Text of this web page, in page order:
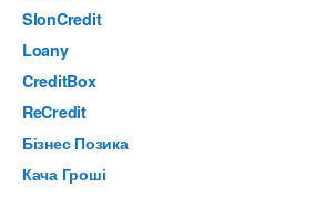
SlonCredit
Loany
CreditBox
ReCredit
Бізнес Позика
Кача Гроші